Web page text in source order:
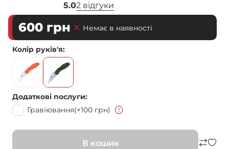
5.02 відгуки
600 грн Немає в наявності
Колір руків'я
Додаткові послуги
Гравіювання(+100 грн)
В кошик